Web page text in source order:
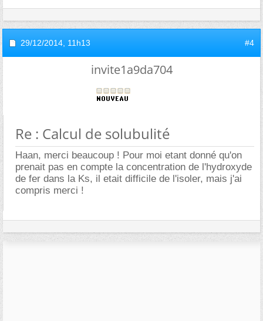
29/12/2014, 11h13 #4
invite1a9da704
Re : Calcul de solubulité
Haan, merci beaucoup ! Pour moi etant donné qu'on
prenait pas en compte la concentration de l'hydroxyde
de fer dans la Ks, il etait difficile de l'isoler, mais j'ai
compris merci !